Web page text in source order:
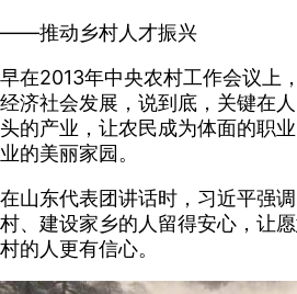
——推动乡村人才振兴
早在2013年中央农村工作会议上
经济社会发展，说到底，关键在
头的产业，让农民成为体面的职
业的美丽家园。
在山东代表团讲话时，习近平强
村、建设家乡的人留得安心，让
村的人更有信心。